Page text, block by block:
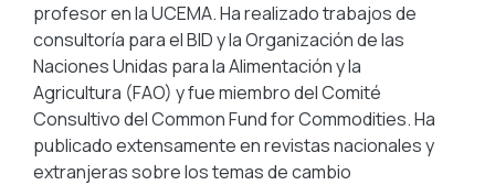
profesor en la UCEMA. Ha realizado trabajos de
consultoría para el BID y la Organización de las
Naciones Unidas para la Alimentación y la
Agricultura (FAO) y fue miembro del Comité
Consultivo del Common Fund for Commodities. Ha
publicado extensamente en revistas nacionales y
extranjeras sobre los temas de cambio